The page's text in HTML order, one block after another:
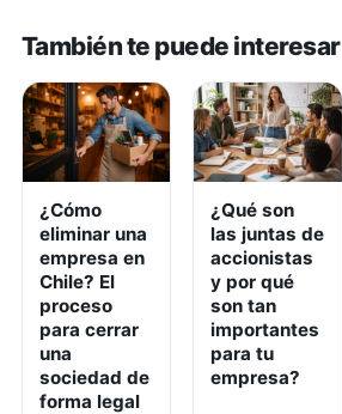
También te puede interesar
¿Cómo
eliminar una
empresa en
Chile? El
proceso
para cerrar
una
sociedad de
forma legal
¿Qué son
las juntas de
accionistas
y por qué
son tan
importantes
para tu
empresa?